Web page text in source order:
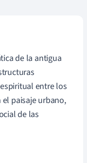
de la antigua
entre los
paisaje urbano,
de las